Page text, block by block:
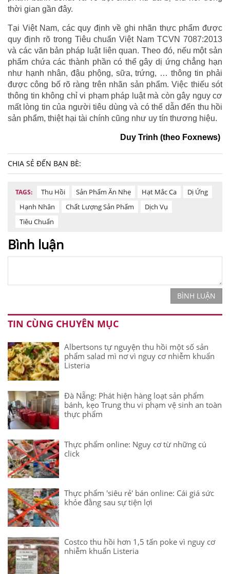
thời gian gần đây.
Tại Việt Nam, các quy định về ghi nhãn thực phẩm được
quy định rõ trong Tiêu chuẩn Việt Nam TCVN 7087:2013
và các văn bản pháp luật liên quan. Theo đó, nếu một sản
phẩm chứa các thành phần có thể gây dị ứng chẳng hạn
như hạnh nhân, đậu phộng, sữa, trứng, … thông tin phải
được công bố rõ ràng trên nhãn sản phẩm. Việc thiếu sót
thông tin không chỉ vi phạm pháp luật mà còn gây nguy cơ
mất lòng tin của người tiêu dùng và có thể dẫn đến thu hồi
sản phẩm, thiệt hại tài chính cũng như uy tín thương hiệu.
Duy Trinh (theo Foxnews)
CHIA SẺ ĐẾN BẠN BÈ:
TAGS: Thu Hồi Sản Phẩm Ăn Nhẹ Hạt Mắc Ca
Dị Ứng
Hạnh Nhân
Chất Lượng Sản Phẩm
Dịch Vụ
Tiêu Chuẩn
Bình luận
BÌNH LUẬN
TIN CÙNG CHUYÊN MỤC
Albertsons tự nguyện thu hồi một số sản
phẩm salad mì nơ vì nguy cơ nhiễm khuẩn
Listeria
Đà Nẵng: Phát hiện hàng loạt sản phẩm
bánh, kẹo Trung thu vi phạm vệ sinh an toàn
thực phẩm
Thực phẩm online: Nguy cơ từ những cú
click
Thực phẩm 'siêu rẻ' bán online: Cái giá sức
khỏe đằng sau sự tiện lợi
Costco thu hồi hơn 1,5 tấn poke vì nguy cơ
nhiễm khuẩn Listeria